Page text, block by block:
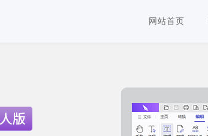
网站首页